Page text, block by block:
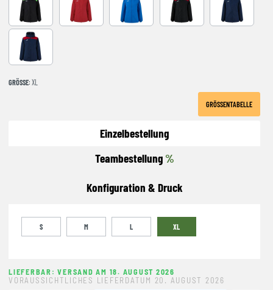
NEGRO-VERDE FLUOR
RED royal BLACK-RED NAVY
NAVY-RED
GRÖSSE : XL
GRÖSSENTABELLE
Einzelbestellung
Teambestellung %
Konfiguration & Druck
S M L XL
LIEFERBAR: VERSAND AM 18. AUGUST 2026
VORAUSSICHTLICHES LIEFERDATUM 20. AUGUST 2026